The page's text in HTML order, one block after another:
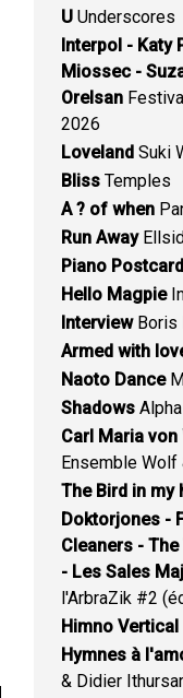
U Underscores
Interpol - Katy
Miossec -
Orelsan
2026
Loveland Suki
Bliss Temples
A ? of when
Run Away
Piano
Hello Magpie
InterviewBoris
Armed with
Naoto Dance
Shadows
Carl Maria
Ensemble
The Bird in my
Doktorjones -
Cleaners -
- Les Sales
l'ArbraZik #2
Himno Vertical
Hymnes à
& Didier